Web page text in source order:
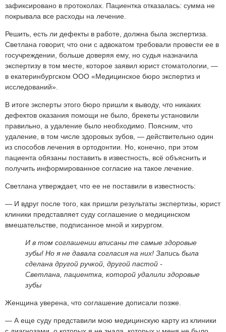
зафиксировано в протоколах. Пациентка отказалась: сумма не
покрывала все расходы на лечение.
Решить, есть ли дефекты в работе, должна была экспертиза.
Светлана говорит, что они с адвокатом требовали провести ее в
госучреждении, больше доверяя ему, но судья назначила
экспертизу в том месте, которое заявил юрист стоматологии, —
в екатеринбургском ООО «Медицинское бюро экспертиз и
исследований».
В итоге эксперты этого бюро пришли к выводу, что никаких
дефектов оказания помощи не было, брекеты установили
правильно, а удаление было необходимо. Поясним, что
удаление, в том числе здоровых зубов, — действительно один
из способов лечения в ортодонтии. Но, конечно, при этом
пациента обязаны поставить в известность, всё объяснить и
получить информированное согласие на такое лечение.
Светлана утверждает, что ее не поставили в известность:
— И вдруг после того, как пришли результаты экспертизы, юрист
клиники представляет суду соглашение о медицинском
вмешательстве, подписанное мной и хирургом.
И в том соглашении вписаны те самые здоровые
зубы! Но я не давала согласия на них! Запись была
сделана другой ручкой, другой пастой -
Светлана, пациентка, которой удалили здоровые
зубы
Женщина уверена, что соглашение дописали позже.
— А еще суду представили мою медицинскую карту из клиники